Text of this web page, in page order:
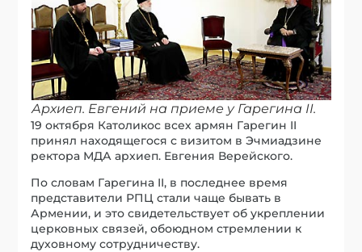
Архиеп. Евгений на приеме у Гарегина II.
19 октября Католикос всех армян Гарегин II
принял находящегося с визитом в Эчмиадзине
ректора МДА архиеп. Евгения Верейского.
По словам Гарегина II, в последнее время
представители РПЦ стали чаще бывать в
Армении, и это свидетельствует об укреплении
церковных связей, обоюдном стремлении к
духовному сотрудничеству.